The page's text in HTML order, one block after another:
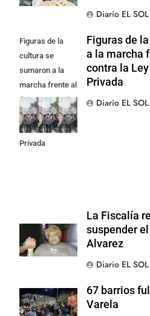
Diario EL SOL
Figuras de la
cultura se
sumaron a la
marcha frente al
Congreso contra
la Ley de
Propiedad
Privada
Figuras de
a la marcha
contra la
Privada
Diario EL SOL
La Fiscalía
suspender
Alvarez
Diario EL SOL
67 barrios
Varela